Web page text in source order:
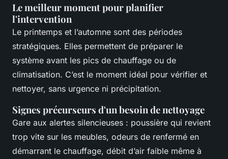
Le meilleur moment pour planifier
l'intervention
Le printemps et l’automne sont des périodes
stratégiques. Elles permettent de préparer le
système avant les pics de chauffage ou de
climatisation. C’est le moment idéal pour vérifier et
nettoyer, sans urgence ni précipitation.
Signes précurseurs d'un besoin de nettoyage
Gare aux alertes silencieuses : poussière qui revient
trop vite sur les meubles, odeurs de renfermé en
démarrant le chauffage, débit d’air faible même à